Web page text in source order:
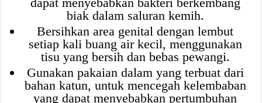
biak dalam saluran kemih.
Bersihkan area genital dengan lembut
setiap kali buang air kecil, menggunakan
tisu yang bersih dan bebas pewangi.
Gunakan pakaian dalam yang terbuat dari
bahan katun, untuk mencegah kelembaban
yang dapat menyebabkan pertumbuhan